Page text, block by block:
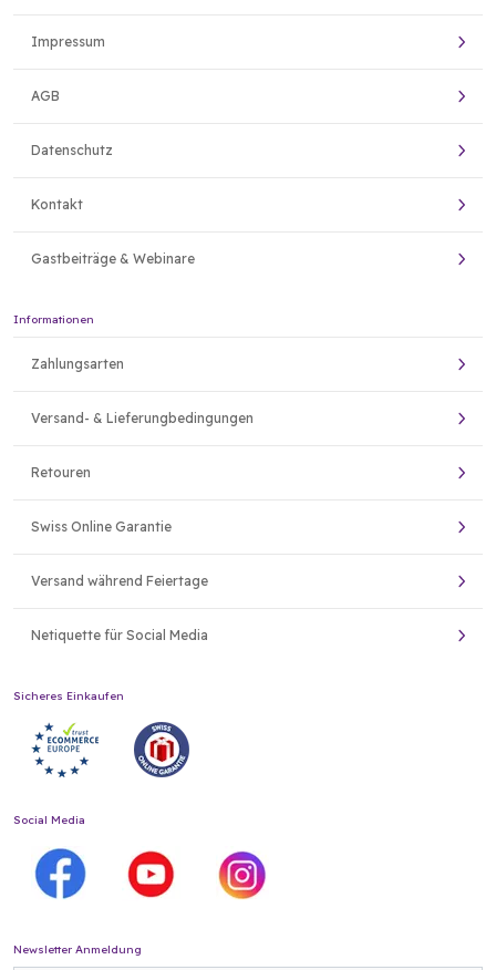
Impressum
AGB
Datenschutz
Kontakt
Gastbeiträge & Webinare
Informationen
Zahlungsarten
Versand- & Lieferungbedingungen
Retouren
Swiss Online Garantie
Versand während Feiertage
Netiquette für Social Media
Sicheres Einkaufen
Social Media
Newsletter Anmeldung